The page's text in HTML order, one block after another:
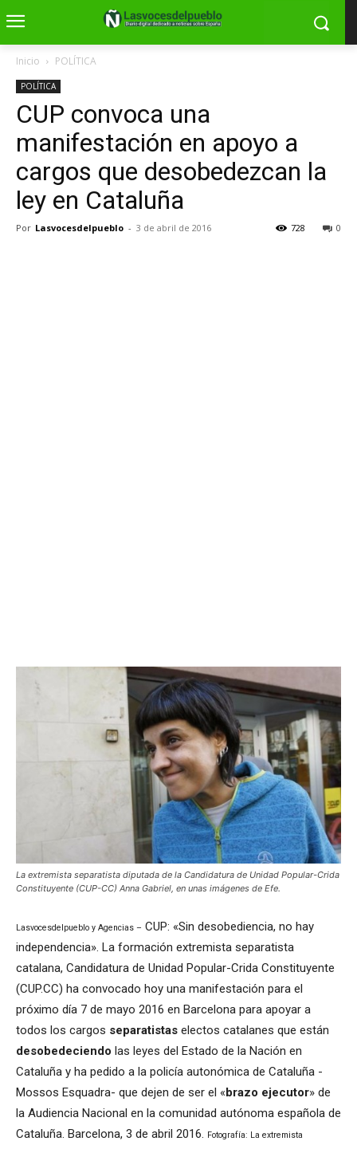
Inicio POLÍTICA
POLÍTICA
CUP convoca una
manifestación en apoyo a
cargos que desobedezcan la
ley en Cataluña
Por Lasvocesdelpueblo - 3 de abril de 2016 0
728
La extremista separatista diputada de la Candidatura de Unidad Popular-Crida
Constituyente (CUP-CC) Anna Gabriel, en unas imágenes de Efe.
Lasvocesdelpueblo y Agencias – CUP: «Sin desobediencia, no hay
independencia». La formación extremista separatista
catalana, Candidatura de Unidad Popular-Crida Constituyente
(CUP.CC) ha convocado hoy una manifestación para el
próximo día 7 de mayo 2016 en Barcelona para apoyar a
todos los cargos separatistas electos catalanes que están
desobedeciendo las leyes del Estado de la Nación en
Cataluña y ha pedido a la policía autonómica de Cataluña -
Mossos Esquadra- que dejen de ser el «brazo ejecutor» de
la Audiencia Nacional en la comunidad autónoma española de
Cataluña. Barcelona, 3 de abril 2016. Fotografía: La extremista